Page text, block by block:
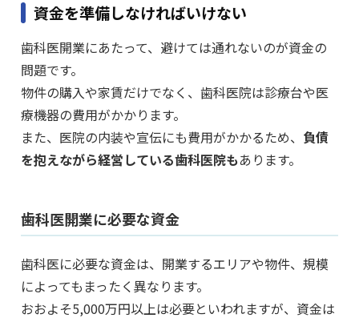
資金を準備しなければいけない
歯科医開業にあたって、避けては通れないのが資金の
問題です。
物件の購入や家賃だけでなく、歯科医院は診療台や医
療機器の費用がかかります。
また、医院の内装や宣伝にも費用がかかるため、 負債
を抱えながら経営している歯科医院もあります。
歯科医開業に必要な資金
歯科医に必要な資金は、開業するエリアや物件、規模
によってもまったく異なります。
おおよそ5,000万円以上は必要といわれますが、資金は